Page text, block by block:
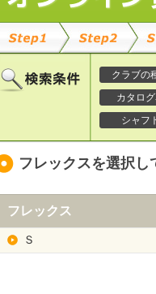
クラブの
カタロ
シャフ
フレックスを選択し
フレックス
Ｓ